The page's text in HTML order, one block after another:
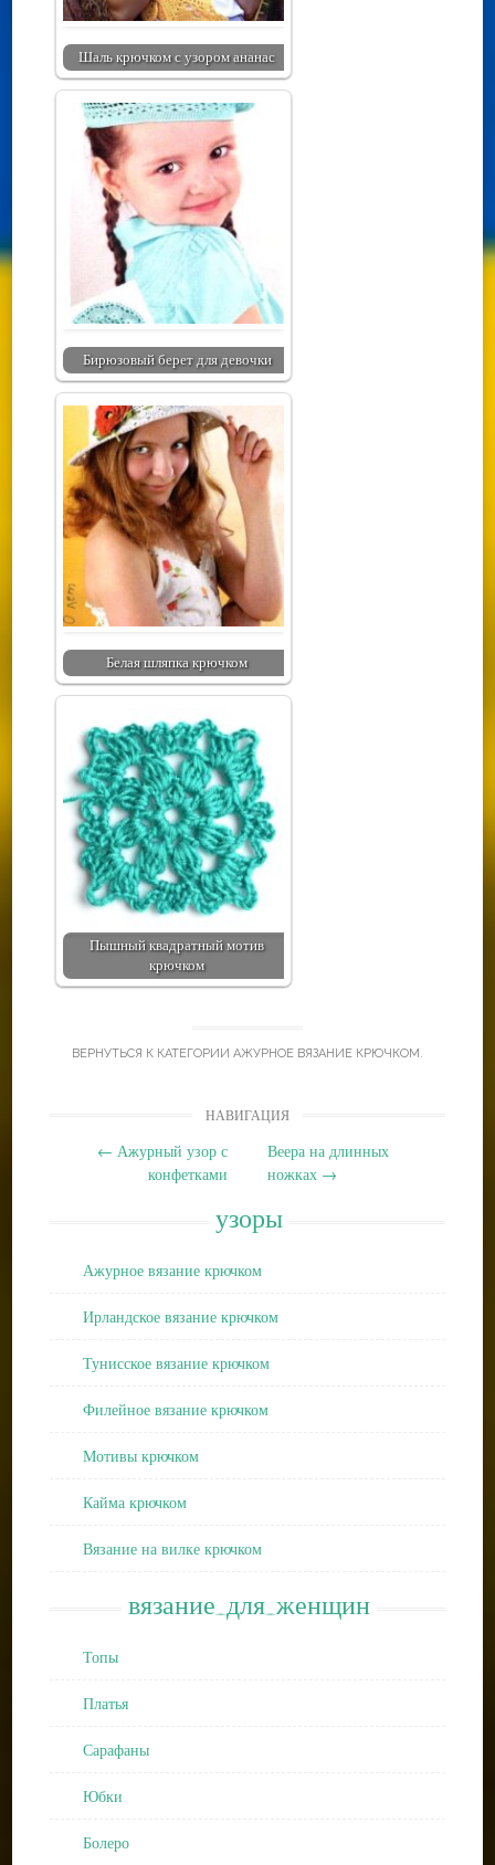
Шаль крючком с узором ананас
Бирюзовый берет для девочки
Белая шляпка крючком
Пышный квадратный мотив
крючком
ВЕРНУТЬСЯ К КАТЕГОРИИ АЖУРНОЕ ВЯЗАНИЕ КРЮЧКОМ.
НАВИГАЦИЯ
← Ажурный узор с
конфетками
Веера на длинных
ножках →
узоры
Ажурное вязание крючком
Ирландское вязание крючком
Тунисское вязание крючком
Филейное вязание крючком
Мотивы крючком
Кайма крючком
Вязание на вилке крючком
вязание_для_женщин
Топы
Платья
Сарафаны
Юбки
Болеро